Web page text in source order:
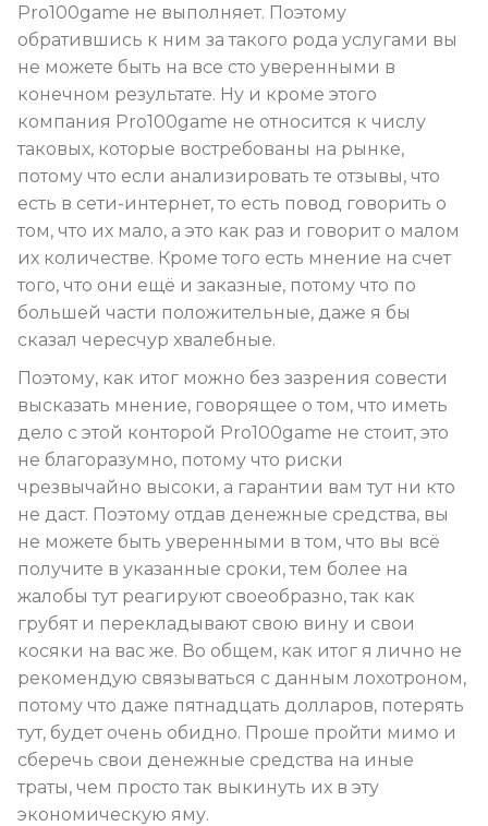
Pro100game не выполняет. Поэтому
обратившись к ним за такого рода услугами вы
не можете быть на все сто уверенными в
конечном результате. Ну и кроме этого
компания Pro100game не относится к числу
таковых, которые востребованы на рынке,
потому что если анализировать те отзывы, что
есть в сети-интернет, то есть повод говорить о
том, что их мало, а это как раз и говорит о малом
их количестве. Кроме того есть мнение на счет
того, что они ещё и заказные, потому что по
большей части положительные, даже я бы
сказал чересчур хвалебные.
Поэтому, как итог можно без зазрения совести
высказать мнение, говорящее о том, что иметь
дело с этой конторой Pro100game не стоит, это
не благоразумно, потому что риски
чрезвычайно высоки, а гарантии вам тут ни кто
не даст. Поэтому отдав денежные средства, вы
не можете быть уверенными в том, что вы всё
получите в указанные сроки, тем более на
жалобы тут реагируют своеобразно, так как
грубят и перекладывают свою вину и свои
косяки на вас же. Во общем, как итог я лично не
рекомендую связываться с данным лохотроном,
потому что даже пятнадцать долларов, потерять
тут, будет очень обидно. Проше пройти мимо и
сберечь свои денежные средства на иные
траты, чем просто так выкинуть их в эту
экономическую яму.